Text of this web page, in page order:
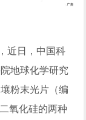
近日，中国科
地球化学研究
粉末光片（编
氧化硅的两种